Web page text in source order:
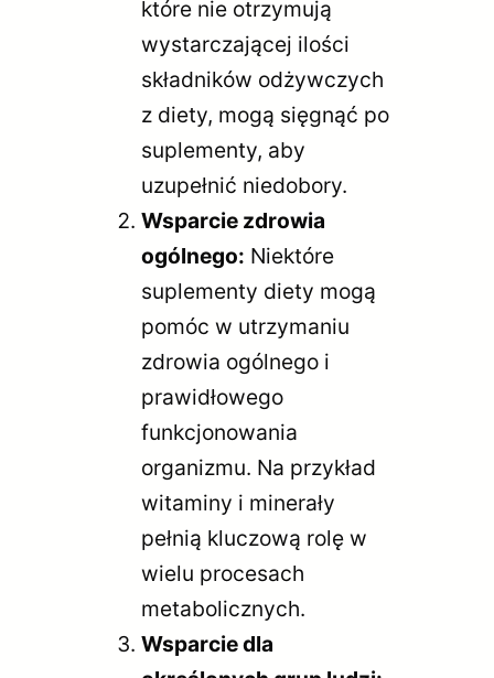
które nie otrzymują
wystarczającej ilości
składników odżywczych
z diety, mogą sięgnąć po
suplementy, aby
uzupełnić niedobory.
Wsparcie zdrowia
ogólnego: Niektóre
suplementy diety mogą
pomóc w utrzymaniu
zdrowia ogólnego i
prawidłowego
funkcjonowania
organizmu. Na przykład
witaminy i minerały
pełnią kluczową rolę w
wielu procesach
metabolicznych.
Wsparcie dla